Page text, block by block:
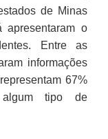
de Minas
apresentaram o
Entre as
informações
67%
algum tipo de